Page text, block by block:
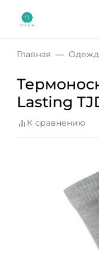
Главная
Lasting
К сравнению